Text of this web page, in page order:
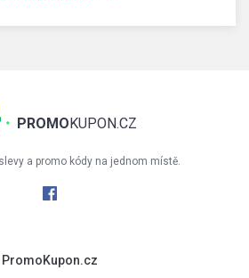
PROMOKUPON.CZ
a promo kódy na jednom místě.
PromoKupon.cz